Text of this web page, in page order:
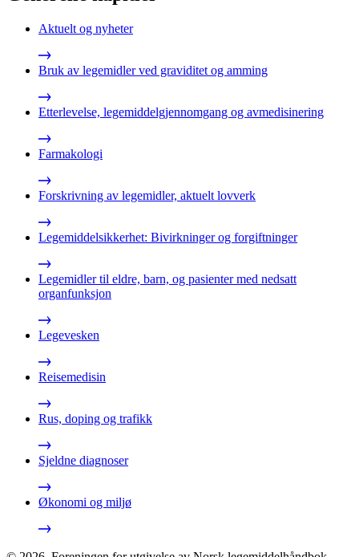
Aktuelt og nyheter
Bruk av legemidler ved graviditet og amming
Etterlevelse, legemiddelgjennomgang og avmedisinering
Farmakologi
Forskrivning av legemidler, aktuelt lovverk
Legemiddelsikkerhet: Bivirkninger og forgiftninger
Legemidler til eldre, barn, og pasienter med nedsatt
organfunksjon
Legevesken
Reisemedisin
Rus, doping og trafikk
Sjeldne diagnoser
Økonomi og miljø